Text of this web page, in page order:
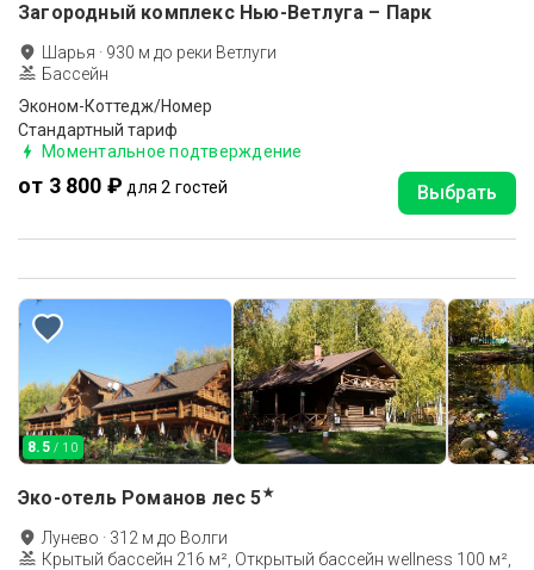
Загородный комплекс Нью-Ветлуга – Парк
Шарья · 930 м до реки Ветлуги
Бассейн
Эконом-Коттедж/Номер
Стандартный тариф
Моментальное подтверждение
от 3 800 ₽ для 2 гостей Выбрать
8.5 / 10
Эко-отель Романов лес 5★
Лунево · 312 м до Волги
Крытый бассейн 216 м², Открытый бассейн wellness 100 м²,